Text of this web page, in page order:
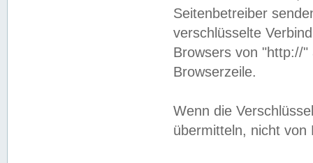
Seitenbetreiber
verschlüsselte
Browsers von "http://
Browserzeile.
Wenn die
übermitteln, nicht von